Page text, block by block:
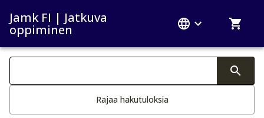
Jamk FI | Jatkuva
oppiminen
Haku kategoriat
Rajaa hakutuloksia